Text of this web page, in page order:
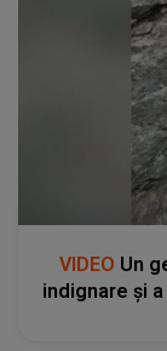
VIDEO Un
indignare și